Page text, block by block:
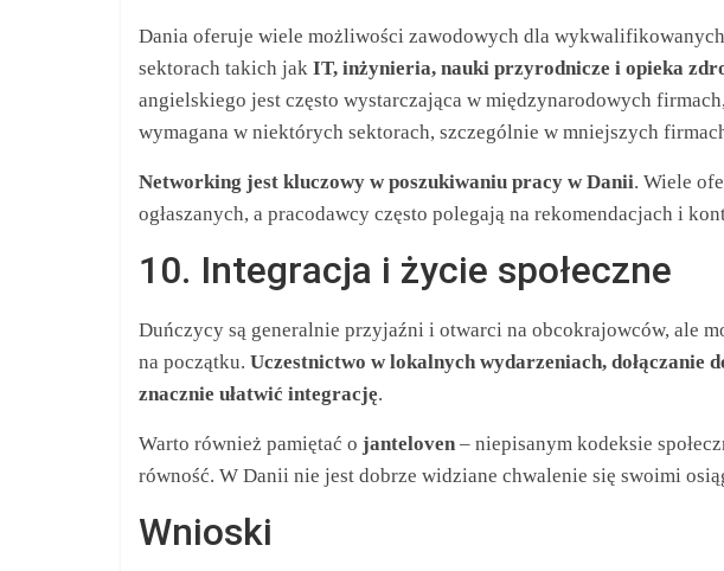
Dania oferuje wiele możliwości zawodowych dla
sektorach takich jak IT, inżynieria, nauki przyrodnicze i opieka
angielskiego jest często wystarczająca w międzynarodowych
wymagana w niektórych sektorach, szczególnie w mniejszych
Networking jest kluczowy w poszukiwaniu pracy w Danii. Wiele
ogłaszanych, a pracodawcy często polegają na rekomendacjach i
10. Integracja i życie społeczne
Duńczycy są generalnie przyjaźni i otwarci na obcokrajowców, ale
na początku. Uczestnictwo w lokalnych wydarzeniach, dołączanie
znacznie ułatwić integrację.
Warto również pamiętać o janteloven – niepisanym kodeksie
równość. W Danii nie jest dobrze widziane chwalenie się swoimi
Wnioski